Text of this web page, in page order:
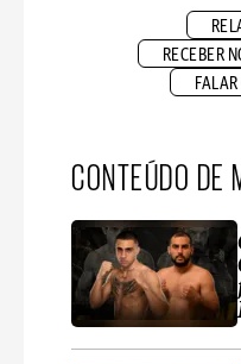
RECEBER
CONTEÚDO DE